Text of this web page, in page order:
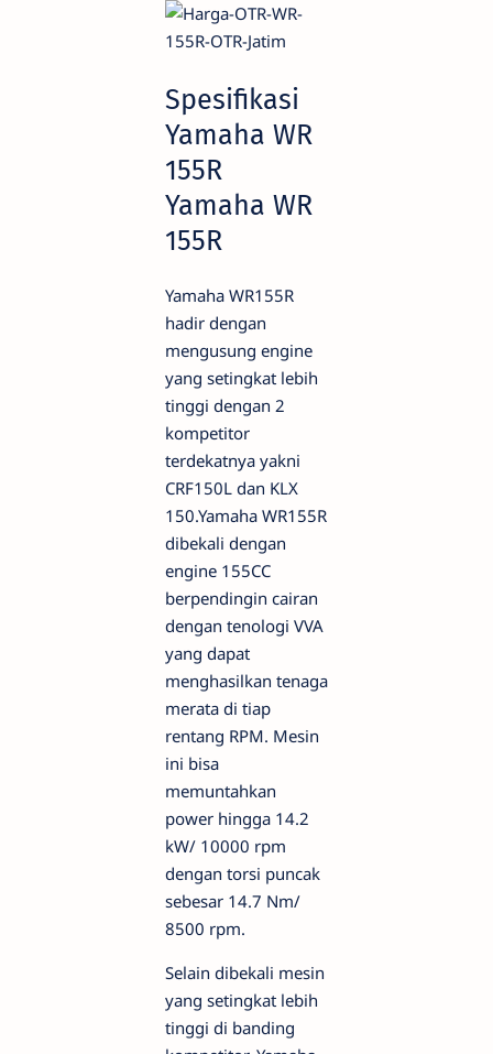
Spesifikasi
Yamaha WR
155R
Yamaha WR
155R
Yamaha WR155R
hadir dengan
mengusung engine
yang setingkat lebih
tinggi dengan 2
kompetitor
terdekatnya yakni
CRF150L dan KLX
150.Yamaha WR155R
dibekali dengan
engine 155CC
berpendingin cairan
dengan tenologi VVA
yang dapat
menghasilkan tenaga
merata di tiap
rentang RPM. Mesin
ini bisa
memuntahkan
power hingga 14.2
kW/ 10000 rpm
dengan torsi puncak
sebesar 14.7 Nm/
8500 rpm.
Selain dibekali mesin
yang setingkat lebih
tinggi di banding